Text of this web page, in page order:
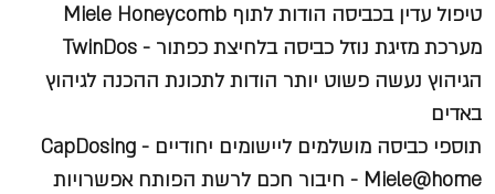
טיפול עדין בכביסה הודות לתוף Miele Honeycomb
מערכת מזיגת נוזל כביסה בלחיצת כפתור - TwinDos
הגיהוץ נעשה פשוט יותר הודות לתכונת ההכנה לגיהוץ
באדים
תוספי כביסה מושלמים ליישומים יחודיים - CapDosing
Miele@home - חיבור חכם לרשת הפותח אפשרויות